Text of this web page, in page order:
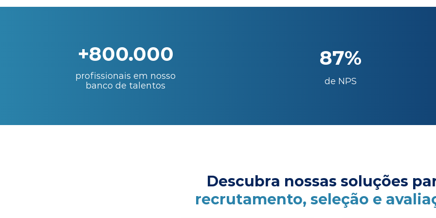
+800.000
profissionais em nosso
banco de talentos
87%
de NPS
Descubra nossas soluções
recrutamento, seleção e